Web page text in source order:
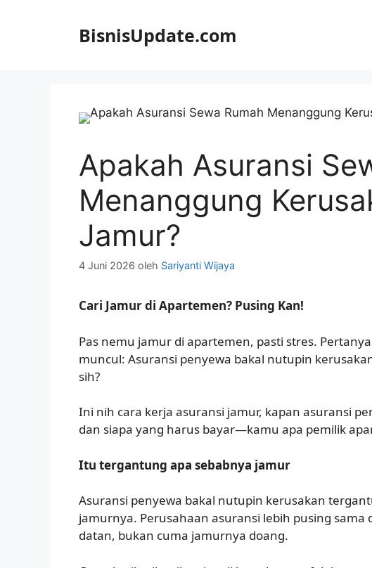
BisnisUpdate.com
Apakah Asuransi
Menanggung
Jamur?
4 Juni 2026 oleh Sariyanti Wijaya
Cari Jamur di Apartemen? Pusing Kan!
Pas nemu jamur di apartemen, pasti stres.
muncul: Asuransi penyewa bakal nutupin
sih?
Ini nih cara kerja asuransi jamur, kapan asuransi
dan siapa yang harus bayar—kamu apa pemilik
Itu tergantung apa sebabnya jamur
Asuransi penyewa bakal nutupin kerusakan
jamurnya. Perusahaan asuransi lebih pusing sama
datan, bukan cuma jamurnya doang.